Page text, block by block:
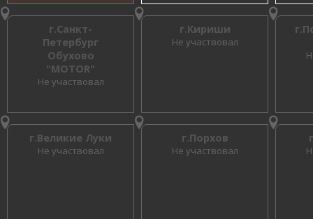
г.Санкт-
Петербург
Обухово
"MOTOR"
Не участвовал
г.Кириши
Не участвовал
г.Великие Луки
Не участвовал
г.Порхов
Не участвовал